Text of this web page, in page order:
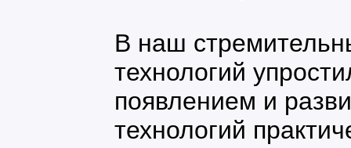
В наш
технологий
появлением и
технологий